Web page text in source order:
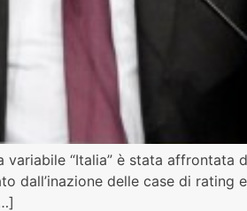
“Italia” è stata
dall’inazione delle case di